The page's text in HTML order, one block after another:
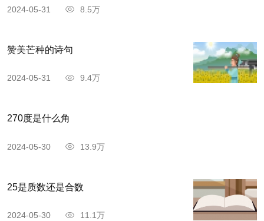
此诗为《游城南十六首》中的一首，诗题一作
《韩昌黎诗系年集释》系此诗于唐宪宗元和十一年
(816)。此时韩愈已年近半百。
《晚春》作者介绍
韩愈，唐代文学家、哲学家。字退之，河南河
早孤，由兄嫂抚养，刻苦自学。贞元八年(792)进
士。任监察御史，以事贬为阳山令。赦还后，曾任
2024-05-31 8.5万
赞美芒种的诗句
2024-05-31 9.4万
270度是什么角
2024-05-30 13.9万
25是质数还是合数
2024-05-30 11.1万